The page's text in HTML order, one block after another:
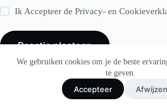
We gebruiken cookies om je de beste
te geven.
Accepteer Afwijzen
Ik Accepteer dePrivacy- en
Reactie plaatsen